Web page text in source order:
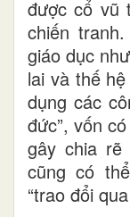
được cổ vũ
chiến
giáo dục
lai và thế
dụng các
đức”, vốn
gây chia
cũng có
“trao đổi